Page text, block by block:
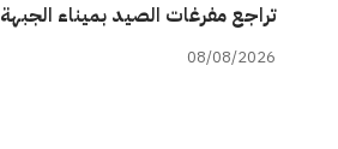
تراجع مفرغات الصيد بميناء الجبهة
08/08/2026